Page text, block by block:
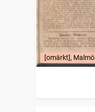
[omärkt], Malmö